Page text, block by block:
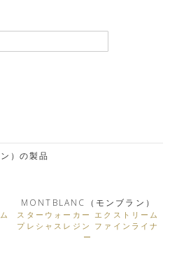
）の製品
MONTBLANC（モンブラン）
スターウォーカー エクストリーム
プレシャスレジン ファインライナ
ー